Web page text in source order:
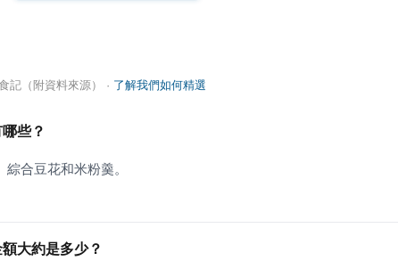
記（附資料來源） · 了解我們如何精選
些？
合豆花和米粉羹。
大約是多少？